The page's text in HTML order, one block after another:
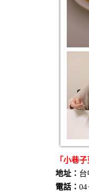
「小巷
地址： 台
電話： 04